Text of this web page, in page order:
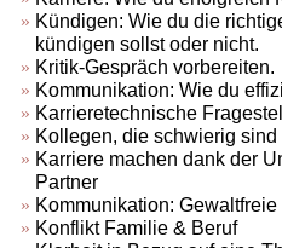
Kündigen: Wie du die
kündigen sollst oder nicht.
Kritik-Gespräch vorbereiten.
Kommunikation: Wie du
Karrieretechnische
Kollegen, die schwierig
Karriere machen dank der
Partner
Kommunikation:
Konflikt Familie & Beruf